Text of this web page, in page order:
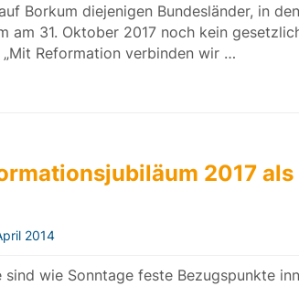
Borkum diejenigen Bundesländer, in
am 31. Oktober 2017 noch kein
Reformation verbinden wir …
2017
2014
sind wie Sonntage feste Bezugspunkte